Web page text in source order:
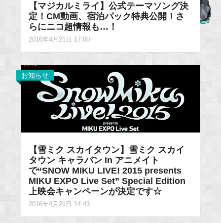
【マジカルミライ】公式テーマソング決
定！CM動画、宿泊パック特典公開！さ
らにニコ超情報も…！
2016年4月21日 17:00
お知らせ
【雪ミク スカイタウン】雪ミク スカイ
タウン キャラバン in アニメイト
で“SNOW MIKU LIVE! 2015 presents
MIKU EXPO Live Set” Special Edition
上映会キャンペーンが決定です☆
2016年4月21日 14:43